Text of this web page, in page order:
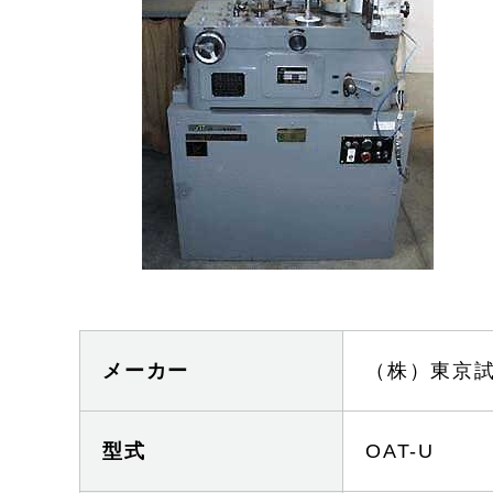
メーカー （株）東京
型式 OAT-U